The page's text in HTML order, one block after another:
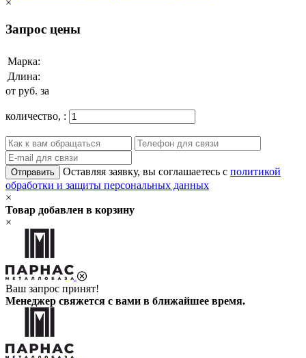
×
Запрос цены
Марка:
Длина:
от руб. за
количество, :
Отправить Оставляя заявку, вы соглашаетесь с политикой
обработки и защиты персональных данных
×
Товар добавлен в корзину
×
Ваш запрос принят!
Менеджер свяжется с вами в ближайшее время.